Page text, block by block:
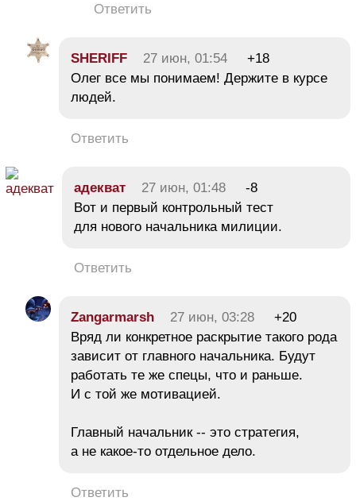
Ответить
SHERIFF 27 июн, 01:54
+18
Олег все мы понимаем! Держите в курсе
людей.
Ответить
адекват 27 июн, 01:48
-8
Вот и первый контрольный тест
для нового начальника милиции.
Ответить
Zangarmarsh 27 июн, 03:28
+20
Вряд ли конкретное раскрытие такого рода
зависит от главного начальника. Будут
работать те же спецы, что и раньше.
И с той же мотивацией.
Главный начальник -- это стратегия,
а не какое-то отдельное дело.
Ответить